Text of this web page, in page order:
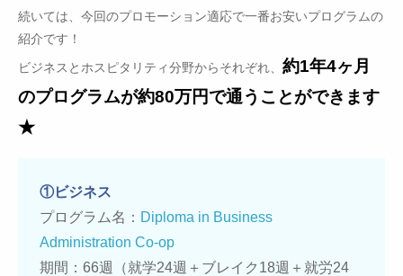
続いては、今回のプロモーション適応で一番お安いプログラムの
紹介です！
ビジネスとホスピタリティ分野からそれぞれ、 約1年4ヶ月
のプログラムが約80万円で通うことができます
★
①ビジネス
プログラム名： Diploma in Business
Administration Co-op
期間：66週（就学24週＋ブレイク18週＋就労24